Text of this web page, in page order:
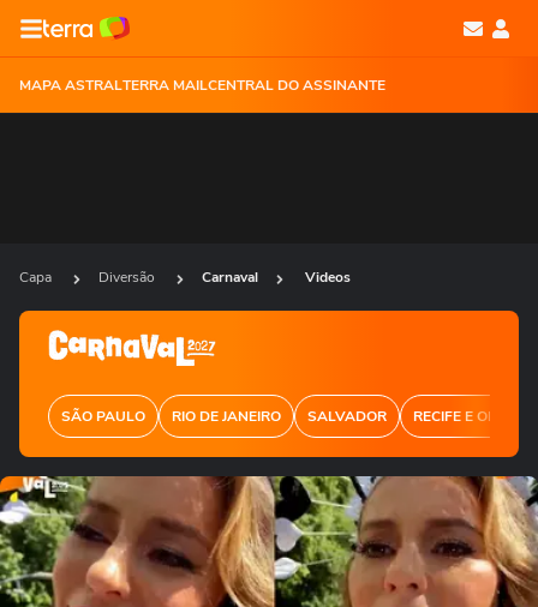
MAPA ASTRALTERRA MAILCENTRAL DO ASSINANTE
Capa Diversão Carnaval Videos
SÃO PAULO RIO DE JANEIRO SALVADOR RECIFE E OLINDA
Ops!
Não foi possível reproduzir o vídeo